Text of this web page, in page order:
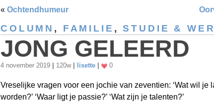
« Ochtendhumeur
COLUMN , FAMILIE ,STUDIE &
JONG GELEERD
4 november 2019 120w lisette 0
Vreselijke vragen voor een jochie van zeventien: ‘Wat wil je
worden?’ ‘Waar ligt je passie?’ ‘Wat zijn je talenten?’